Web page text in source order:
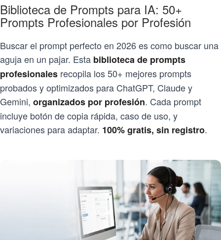
Biblioteca de Prompts para IA: 50+
Prompts Profesionales por Profesión
Buscar el prompt perfecto en 2026 es como buscar una
aguja en un pajar. Esta biblioteca de prompts
profesionales recopila los 50+ mejores prompts
probados y optimizados para ChatGPT, Claude y
Gemini, organizados por profesión. Cada prompt
incluye botón de copia rápida, caso de uso, y
variaciones para adaptar. 100% gratis, sin registro.